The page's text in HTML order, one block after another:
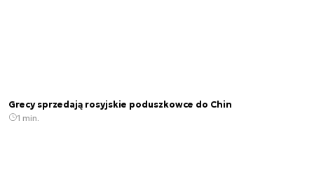
Grecy sprzedają rosyjskie poduszkowce do Chin
1 min.